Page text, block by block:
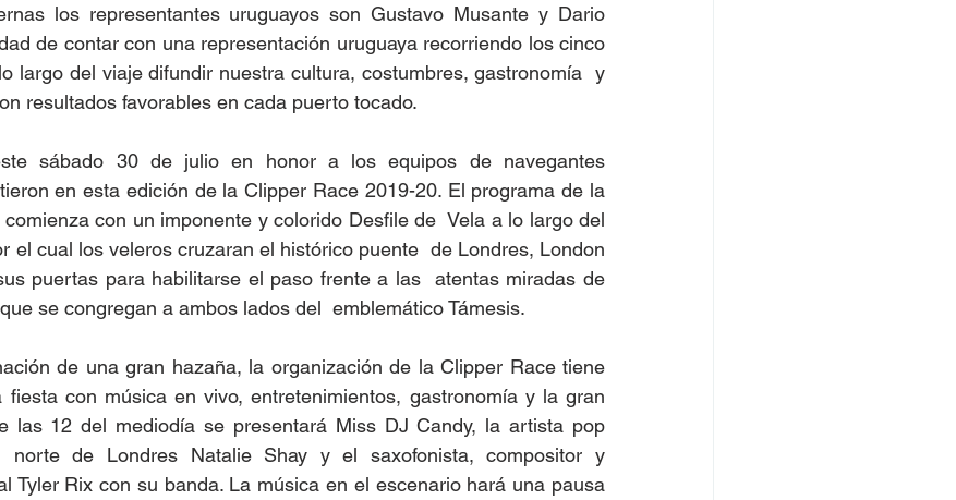
los representantes uruguayos son Gustavo Musante y Dario
de contar con una representación uruguaya recorriendo los cinco
largo del viaje difundir nuestra cultura, costumbres, gastronomía  y
resultados favorables en cada puerto tocado.
sábado 30 de julio en honor a los equipos de navegantes
en esta edición de la Clipper Race 2019-20. El programa de la
con un imponente y colorido Desfile de  Vela a lo largo del
el cual los veleros cruzaran el histórico puente  de Londres, London
puertas para habilitarse el paso frente a las  atentas miradas de
se congregan a ambos lados del  emblemático Támesis.
de una gran hazaña, la organización de la Clipper Race tiene
fiesta con música en vivo, entretenimientos, gastronomía y la gran
las 12 del mediodía se presentará Miss DJ Candy, la artista pop
de Londres Natalie Shay y el saxofonista, compositor y
Tyler Rix con su banda. La música en el escenario hará una pausa